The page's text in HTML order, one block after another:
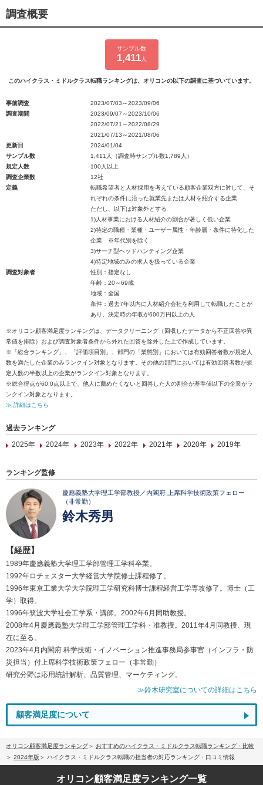
調査概要
サンプル数
1,411人
このハイクラス・ミドルクラス転職ランキングは、オリコンの以下の調査に基づいています。
事前調査
2023/07/03～2023/09/06
調査期間
2023/09/07～2023/10/06
2022/07/21～2022/08/29
2021/07/13～2021/08/06
更新日
2024/01/04
サンプル数
1,411人（調査時サンプル数1,789人）
規定人数
100人以上
調査企業数
12社
定義
転職希望者と人材採用を考えている顧客企業双方に対して、そ
れぞれの条件に沿った就業先または人材を紹介する企業
ただし、以下は対象外とする
1)人材事業における人材紹介の割合が著しく低い企業
2)特定の職種・業種・ユーザー属性・年齢層・条件に特化した
企業 ※年代別を除く
3)サーチ型ヘッドハンティング企業
4)特定地域のみの求人を扱っている企業
調査対象者
性別：指定なし
年齢：20～69歳
地域：全国
条件：過去7年以内に人材紹介会社を利用して転職したことが
あり、決定時の年収が600万円以上の人
※オリコン顧客満足度ランキングは、データクリーニング（回収したデータから不正回答や異
常値を排除）および調査対象者条件から外れた回答を除外した上で作成しています。
※「総合ランキング」、「評価項目別」、部門の「業態別」においては有効回答者数が規定人
数を満たした企業のみランクイン対象となります。その他の部門においては有効回答者数が規
定人数の半数以上の企業がランクイン対象となります。
※総合得点が60.0点以上で、他人に薦めたくないと回答した人の割合が基準値以下の企業がラ
ンクイン対象となります。
≫ 詳細はこちら
過去ランキング
2025年
2024年 2023年 2022年 2021年 2020年 2019年
ランキング監修
慶應義塾大学理工学部教授／内閣府 上席科学技術政策フェロー
（非常勤）
鈴木秀男
【経歴】
1989年慶應義塾大学理工学部管理工学科卒業。
1992年ロチェスター大学経営大学院修士課程修了。
1996年東京工業大学大学院理工学研究科博士課程経営工学専攻修了。博士（工
学）取得。
1996年筑波大学社会工学系・講師。2002年6月同助教授。
2008年4月慶應義塾大学理工学部管理工学科・准教授。2011年4月同教授、現
在に至る。
2023年4月内閣府 科学技術・イノベーション推進事務局参事官（インフラ・防
災担当）付上席科学技術政策フェロー（非常勤）
研究分野は応用統計解析、品質管理、マーケティング。
≫鈴木研究室についての詳細はこちら
顧客満足度について
オリコン顧客満足度ランキング
おすすめのハイクラス・ミドルクラス転職ランキング・比較
2024年版
ハイクラス・ミドルクラス転職の担当者の対応ランキング・口コミ情報
オリコン顧客満足度ランキング一覧